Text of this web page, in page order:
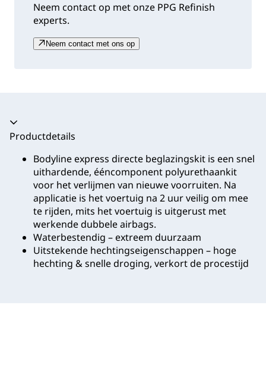
Neem contact op met onze PPG Refinish
experts.
Neem contact met ons op
Productdetails
Bodyline express directe beglazingskit is een snel
uithardende, ééncomponent polyurethaankit
voor het verlijmen van nieuwe voorruiten. Na
applicatie is het voertuig na 2 uur veilig om mee
te rijden, mits het voertuig is uitgerust met
werkende dubbele airbags.
Waterbestendig – extreem duurzaam
Uitstekende hechtingseigenschappen – hoge
hechting & snelle droging, verkort de procestijd